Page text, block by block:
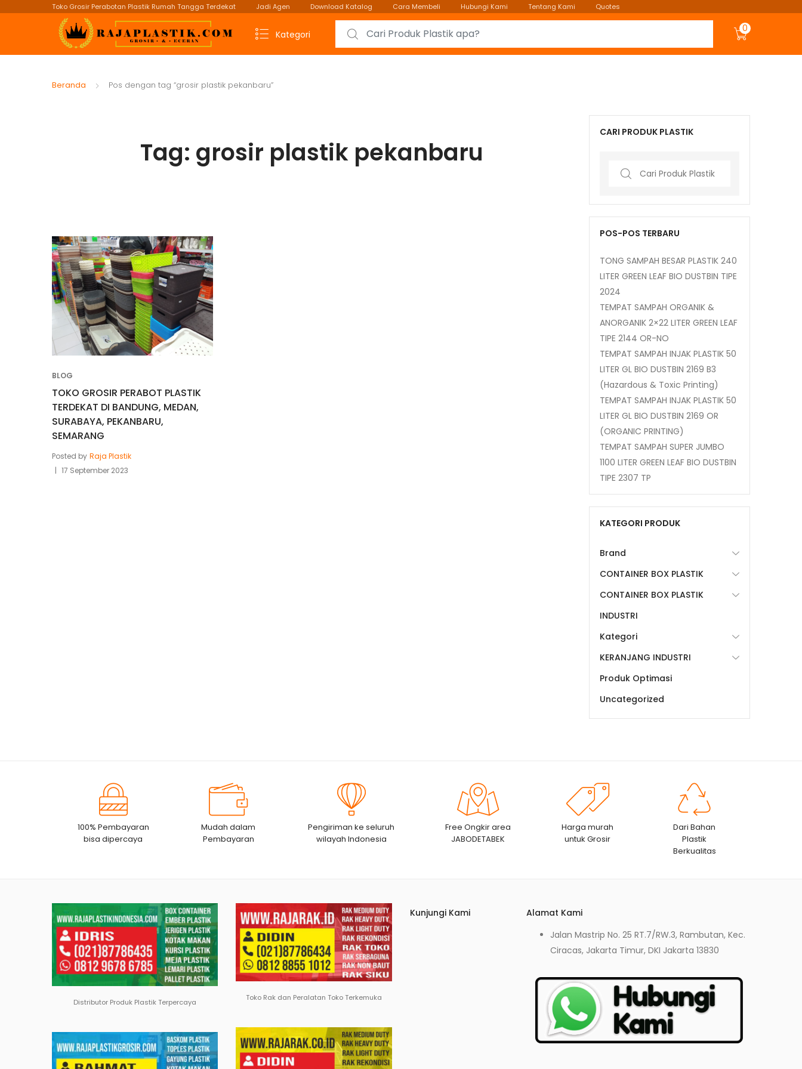
Toko Grosir Perabotan Plastik Rumah Tangga Terdekat Jadi Agen Download Katalog Cara Membeli Hubungi Kami Tentang Kami Quotes
Kategori
Search for: 0
Beranda Pos dengan tag “grosir plastik pekanbaru”
Tag: grosir plastik pekanbaru
BLOG
TOKO GROSIR PERABOT PLASTIK
TERDEKAT DI BANDUNG, MEDAN,
SURABAYA, PEKANBARU,
SEMARANG
Posted by Raja Plastik
17 September 2023
CARI PRODUK PLASTIK
Search
POS-POS TERBARU
TONG SAMPAH BESAR PLASTIK 240
LITER GREEN LEAF BIO DUSTBIN TIPE
2024
TEMPAT SAMPAH ORGANIK &
ANORGANIK 2×22 LITER GREEN LEAF
TIPE 2144 OR-NO
TEMPAT SAMPAH INJAK PLASTIK 50
LITER GL BIO DUSTBIN 2169 B3
(Hazardous & Toxic Printing)
TEMPAT SAMPAH INJAK PLASTIK 50
LITER GL BIO DUSTBIN 2169 OR
(ORGANIC PRINTING)
TEMPAT SAMPAH SUPER JUMBO
1100 LITER GREEN LEAF BIO DUSTBIN
TIPE 2307 TP
KATEGORI PRODUK
Brand
CONTAINER BOX PLASTIK
CONTAINER BOX PLASTIK
INDUSTRI
Kategori
KERANJANG INDUSTRI
Produk Optimasi
Uncategorized
100% Pembayaran
bisa dipercaya
Mudah dalam
Pembayaran
Pengiriman ke seluruh
wilayah Indonesia
Free Ongkir area
JABODETABEK
Harga murah
untuk Grosir
Dari Bahan
Plastik
Berkualitas
Distributor Produk Plastik Terpercaya Toko Rak dan Peralatan Toko Terkemuka
Kunjungi Kami
Alamat Kami
Jalan Mastrip No. 25 RT.7/RW.3, Rambutan, Kec.
Ciracas, Jakarta Timur, DKI Jakarta 13830